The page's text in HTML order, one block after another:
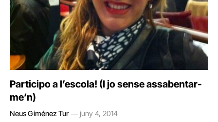
Participo a l’escola! (I jo sense assabentar-
me’n)
Neus Giménez Tur juny 4, 2014